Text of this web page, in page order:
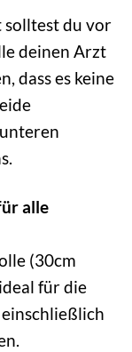
solltest du vor
deinen Arzt
dass es keine
alle
(30cm
für die